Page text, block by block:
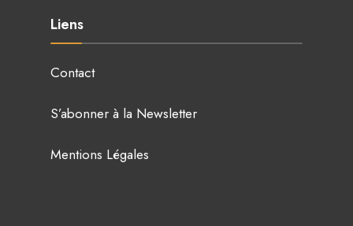
Liens
Contact
S’abonner à la Newsletter
Mentions Légales